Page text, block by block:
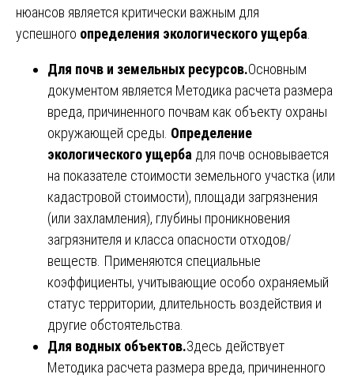
нюансов является критически важным для
успешного определения экологического ущерба
Для почв и земельных ресурсов.Основным
документом является Методика расчета размера
вреда, причиненного почвам как объекту охраны
окружающей среды. Определение
экологического ущерба для почв основывается
на показателе стоимости земельного участка (или
кадастровой стоимости), площади загрязнения
(или захламления), глубины проникновения
загрязнителя и класса опасности отходов/
веществ. Применяются специальные
коэффициенты, учитывающие особо охраняемый
статус территории, длительность воздействия и
другие обстоятельства.
Для водных объектов.Здесь действует
Методика расчета размера вреда, причиненного